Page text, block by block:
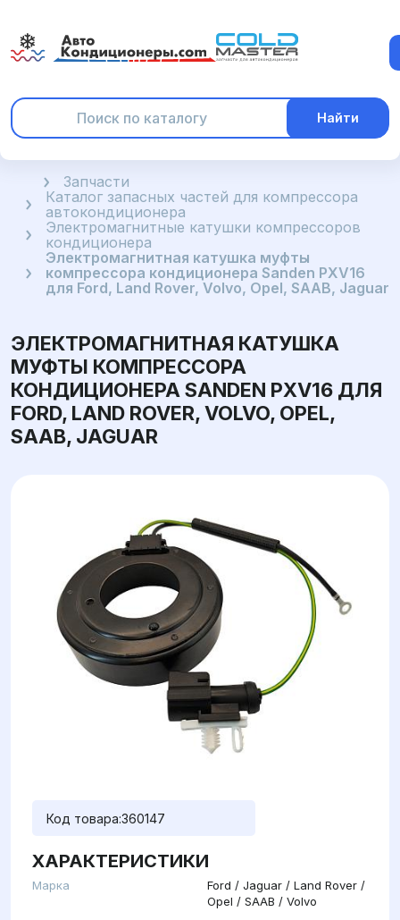
Найти
ГлавнаяЗапчасти
Каталог запасных частей для компрессора
автокондиционера
Электромагнитные катушки компрессоров
кондиционера
Электромагнитная катушка муфты
компрессора кондиционера Sanden PXV16
для Ford, Land Rover, Volvo, Opel, SAAB, Jaguar
ЭЛЕКТРОМАГНИТНАЯ КАТУШКА
МУФТЫ КОМПРЕССОРА
КОНДИЦИОНЕРА SANDEN PXV16 ДЛЯ
FORD, LAND ROVER, VOLVO, OPEL,
SAAB, JAGUAR
Код товара:360147
ХАРАКТЕРИСТИКИ
Марка
Ford / Jaguar / Land Rover /
Opel / SAAB / Volvo